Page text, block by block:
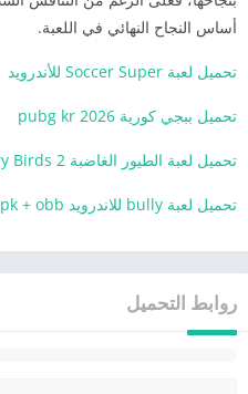
أساس النجاح النهائي في اللعبة.
تحميل لعبة Soccer Super للأندرويد
تحميل ببجي كورية pubg kr 2026
تحميل لعبة الطيور الغاضبة Angry Birds 2
تحميل لعبة bully للاندرويد apk + obb من ميديا فاير
روابط التحميل